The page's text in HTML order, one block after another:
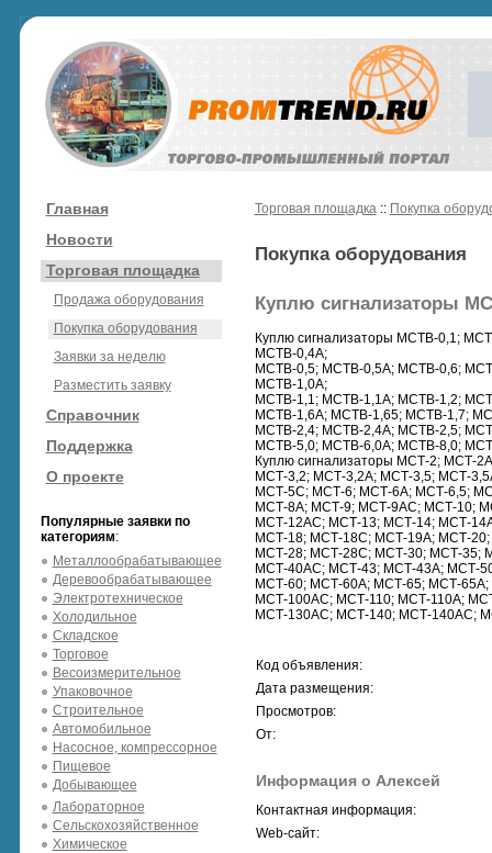
Главная
Новости
Торговая площадка
Продажа оборудования
Покупка оборудования
Заявки за неделю
Разместить заявку
Справочник
Поддержка
О проекте
Популярные заявки по
категориям:
Металлообрабатывающее
Деревообрабатывающее
Электротехническое
Холодильное
Складское
Торговое
Весоизмерительное
Упаковочное
Строительное
Автомобильное
Насосное, компрессорное
Пищевое
Добывающее
Лабораторное
Сельскохозяйственное
Химическое
Торговая площадка:: Покупка
Покупка оборудования
Куплю сигнализаторы
Куплю сигнализаторы МСТВ-0,1;
МСТВ-0,4А;
МСТВ-0,5; МСТВ-0,5А; МСТВ-0,6;
МСТВ-1,0А;
МСТВ-1,1; МСТВ-1,1А; МСТВ-1,2;
МСТВ-1,6А; МСТВ-1,65; МСТВ-1,7;
МСТВ-2,4; МСТВ-2,4А; МСТВ-2,5;
МСТВ-5,0; МСТВ-6,0А; МСТВ-8,0;
Куплю сигнализаторы МСТ-2;
МСТ-3,2; МСТ-3,2А; МСТ-3,5; МСТ-
МСТ-5С; МСТ-6; МСТ-6А; МСТ-6,5;
МСТ-8А; МСТ-9; МСТ-9АС; МСТ-10;
МСТ-12АС; МСТ-13; МСТ-14; МСТ-
МСТ-18; МСТ-18С; МСТ-19А; МСТ-
МСТ-28; МСТ-28С; МСТ-30; МСТ-35;
МСТ-40АС; МСТ-43; МСТ-43А; МСТ-
МСТ-60; МСТ-60А; МСТ-65; МСТ-
МСТ-100АС; МСТ-110; МСТ-110А;
МСТ-130АС; МСТ-140; МСТ-140АС;
Код объявления:
Дата размещения:
Просмотров:
От:
Информация о Алексей
Контактная информация:
Web-сайт: